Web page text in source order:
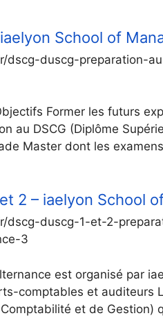
School of
dscg-duscg-preparation-
Former les futurs
au DSCG (Diplôme
Master dont les
2 – iaelyon School
dscg-duscg-1-et-2-
3
est organisé par
comptables et auditeurs
et de